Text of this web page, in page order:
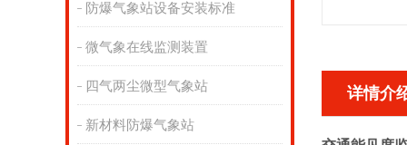
防爆气象站设备安装标准
微气象在线监测装置
四气两尘微型气象站
新材料防爆气象站
详情介